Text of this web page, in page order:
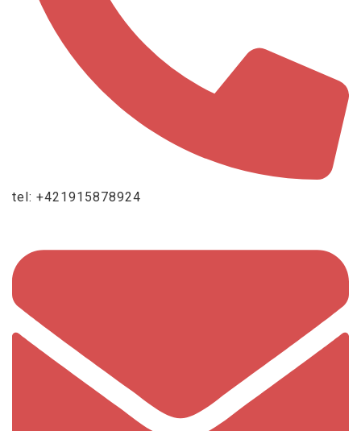
tel: +421915878924